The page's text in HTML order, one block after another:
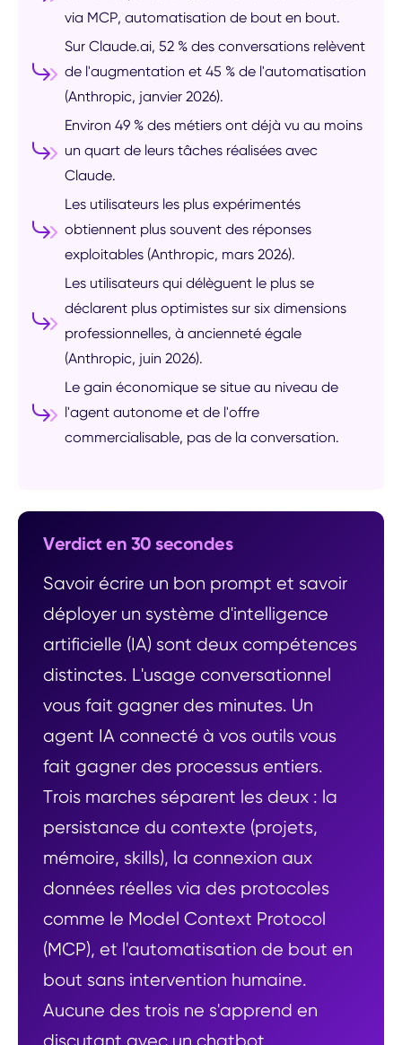
via MCP, automatisation de bout en bout.
Sur Claude.ai, 52 % des conversations relèvent
de l'augmentation et 45 % de l'automatisation
(Anthropic, janvier 2026).
Environ 49 % des métiers ont déjà vu au moins
un quart de leurs tâches réalisées avec
Claude.
Les utilisateurs les plus expérimentés
obtiennent plus souvent des réponses
exploitables (Anthropic, mars 2026).
Les utilisateurs qui délèguent le plus se
déclarent plus optimistes sur six dimensions
professionnelles, à ancienneté égale
(Anthropic, juin 2026).
Le gain économique se situe au niveau de
l'agent autonome et de l'offre
commercialisable, pas de la conversation.
Verdict en 30 secondes
Savoir écrire un bon prompt et savoir
déployer un système d'intelligence
artificielle (IA) sont deux compétences
distinctes. L'usage conversationnel
vous fait gagner des minutes. Un
agent IA connecté à vos outils vous
fait gagner des processus entiers.
Trois marches séparent les deux : la
persistance du contexte (projets,
mémoire, skills), la connexion aux
données réelles via des protocoles
comme le Model Context Protocol
(MCP), et l'automatisation de bout en
bout sans intervention humaine.
Aucune des trois ne s'apprend en